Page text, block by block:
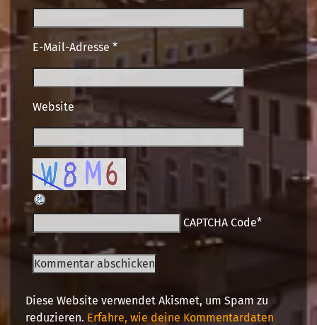
E-Mail-Adresse*
Website
CAPTCHA Code*
Diese Website verwendet Akismet, um Spam zu
reduzieren. Erfahre, wie deine Kommentardaten